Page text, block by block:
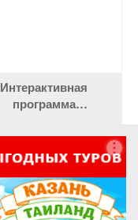
Интерактивная
программа